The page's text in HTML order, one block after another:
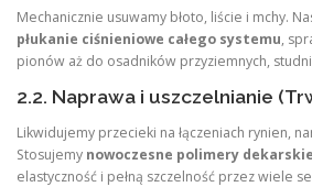
Mechanicznie usuwamy błoto, liście i mchy.
płukanie ciśnieniowe całego systemu,
pionów aż do osadników przyziemnych,
2.2. Naprawa i uszczelnianie
Likwidujemy przecieki na łączeniach rynien,
Stosujemy nowoczesne polimery dekarskie
elastyczność i pełną szczelność przez wiele